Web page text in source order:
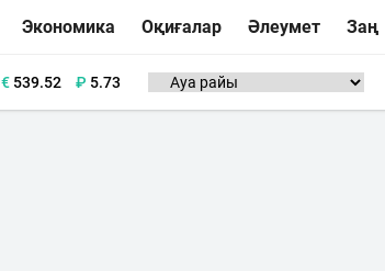
Экономика Оқиғалар Әлеумет Заң
€539.52 ₽ 5.73